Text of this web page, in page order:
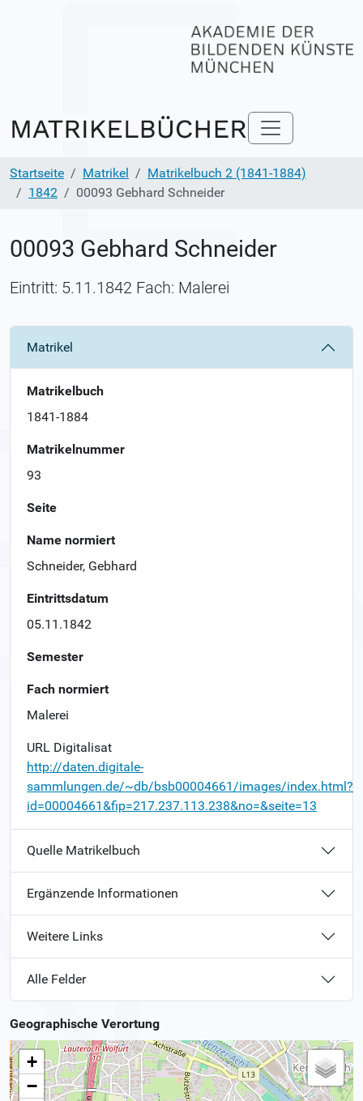
Startseite Matrikel
Matrikelbuch 2 (1841-1884)
1842
00093 Gebhard Schneider
00093 Gebhard Schneider
Eintritt: 5.11.1842 Fach: Malerei
Matrikel
Matrikelbuch
1841-1884
Matrikelnummer
93
Seite
Name normiert
Schneider, Gebhard
Eintrittsdatum
05.11.1842
Semester
Fach normiert
Malerei
URL Digitalisat
http://daten.digitale-
sammlungen.de/~db/bsb00004661/images/index.html?
id=00004661&fip=217.237.113.238&no=&seite=13
Quelle Matrikelbuch
Ergänzende Informationen
Weitere Links
Alle Felder
Geographische Verortung
+
−